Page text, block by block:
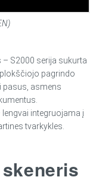
S2000 serija sukurta
pagrindo
pasus, asmens
integruojama į
tvarkykles.
skeneris